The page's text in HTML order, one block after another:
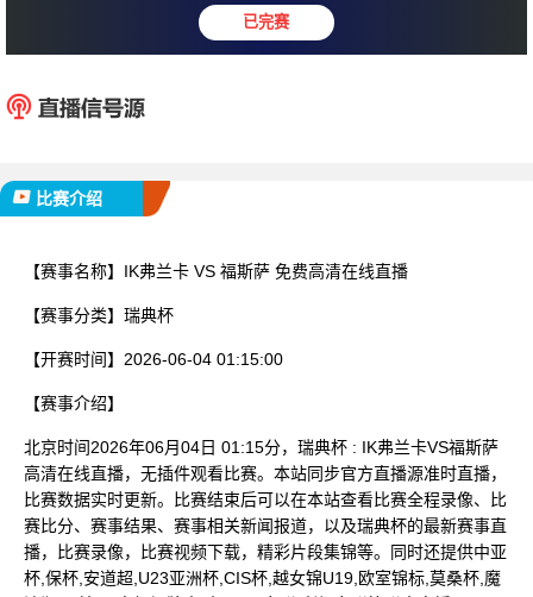
0 : 0
比赛介绍
【赛事名称】 IK弗兰卡 VS 福斯萨 免费高清在线直播
【赛事分类】 瑞典杯
【开赛时间】 2026-06-04 01:15:00
【赛事介绍】
北京时间2026年06月04日 01:15分，瑞典杯 : IK弗兰卡VS福斯萨
高清在线直播，无插件观看比赛。本站同步官方直播源准时直播，
比赛数据实时更新。比赛结束后可以在本站查看比赛全程录像、比
赛比分、赛事结果、赛事相关新闻报道，以及瑞典杯的最新赛事直
播，比赛录像，比赛视频下载，精彩片段集锦等。同时还提供中亚
杯,保杯,安道超,U23亚洲杯,CIS杯,越女锦U19,欧室锦标,莫桑杯,魔